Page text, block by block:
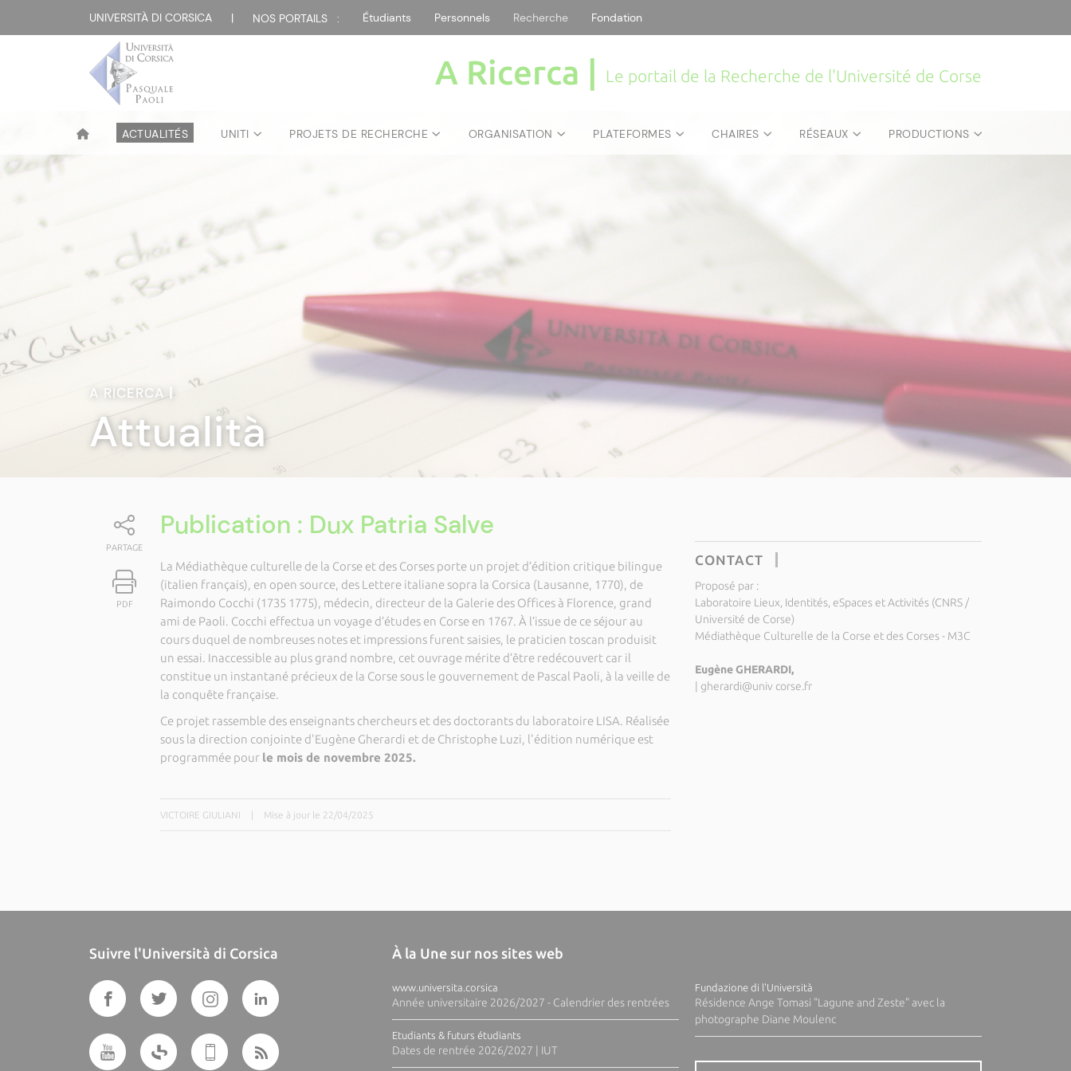
UNIVERSITÀ DI CORSICA | NOS PORTAILS : Étudiants Personnels Recherche Fondation
A Ricerca | Le portail de la Recherche de l'Université de Corse
ACTUALITÉS UNITI PROJETS DE RECHERCHE ORGANISATION PLATEFORMES CHAIRES RÉSEAUX PRODUCTIONS
A RICERCA|
Attualità
PARTAGE
PDF
Publication : Dux Patria Salve
La Médiathèque culturelle de la Corse et des Corses porte un projet d’édition critique bilingue
(italien français), en open source, des Lettere italiane sopra la Corsica (Lausanne, 1770), de
Raimondo Cocchi (1735 1775), médecin, directeur de la Galerie des Offices à Florence, grand
ami de Paoli. Cocchi effectua un voyage d’études en Corse en 1767. À l’issue de ce séjour au
cours duquel de nombreuses notes et impressions furent saisies, le praticien toscan produisit
un essai. Inaccessible au plus grand nombre, cet ouvrage mérite d’être redécouvert car il
constitue un instantané précieux de la Corse sous le gouvernement de Pascal Paoli, à la veille de
la conquête française.
Ce projet rassemble des enseignants chercheurs et des doctorants du laboratoire LISA. Réalisée
sous la direction conjointe d'Eugène Gherardi et de Christophe Luzi, l'édition numérique est
programmée pour le mois de novembre 2025.
VICTOIRE GIULIANI Mise à jour le 22/04/2025
CONTACT
Proposé par :
Laboratoire Lieux, Identités, eSpaces et Activités (CNRS /
Université de Corse)
Médiathèque Culturelle de la Corse et des Corses - M3C
Eugène GHERARDI,
gherardi@univ corse.fr
Suivre l'Università di Corsica À la Une sur nos sites web
www.universita.corsica
Année universitaire 2026/2027 - Calendrier des rentrées
Etudiants & futurs étudiants
Dates de rentrée 2026/2027 | IUT
Fundazione di l'Università
Résidence Ange Tomasi "Lagune and Zeste" avec la
photographe Diane Moulenc